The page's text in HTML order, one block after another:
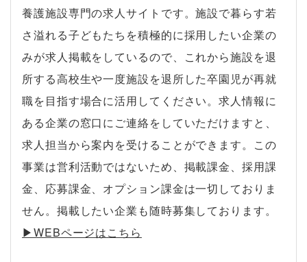
養護施設専門の求人サイトです。施設で暮らす若
さ溢れる子どもたちを積極的に採用したい企業の
みが求人掲載をしているので、これから施設を退
所する高校生や一度施設を退所した卒園児が再就
職を目指す場合に活用してください。求人情報に
ある企業の窓口にご連絡をしていただけますと、
求人担当から案内を受けることができます。この
事業は営利活動ではないため、掲載課金、採用課
金、応募課金、オプション課金は一切しておりま
せん。掲載したい企業も随時募集しております。
▶︎WEBページはこちら